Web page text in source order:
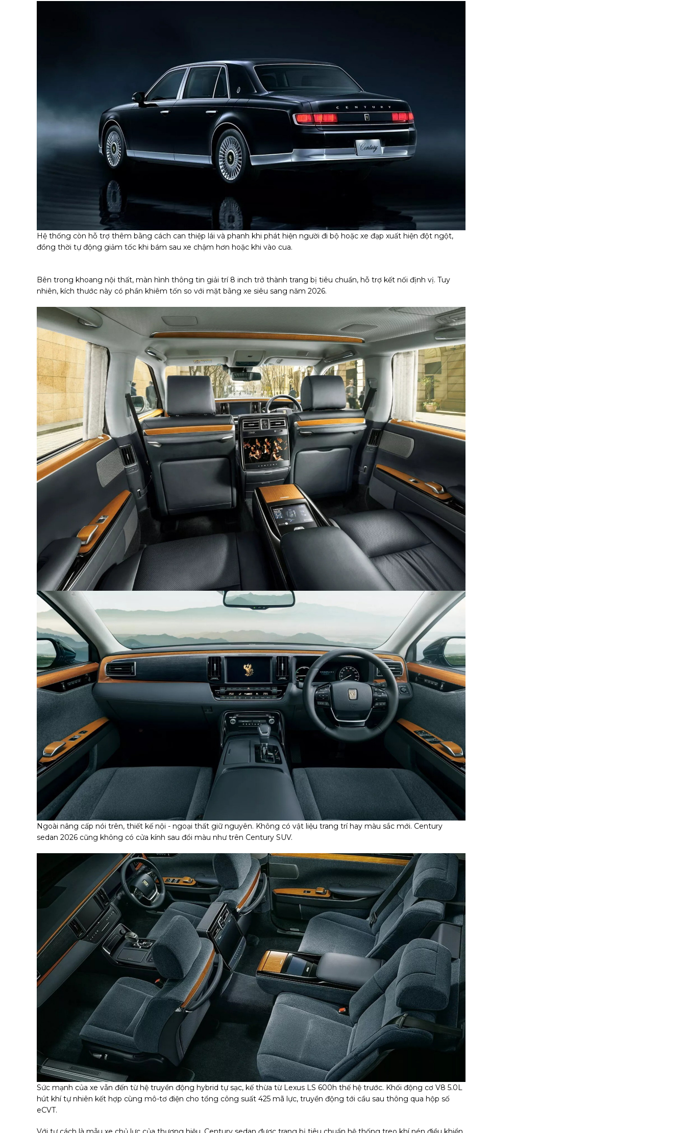
Hệ thống còn hỗ trợ thêm bằng cách can thiệp lái và phanh khi phát hiện người đi bộ hoặc xe đạp xuất hiện đột ngột,
đồng thời tự động giảm tốc khi bám sau xe chậm hơn hoặc khi vào cua.
Bên trong khoang nội thất, màn hình thông tin giải trí 8 inch trở thành trang bị tiêu chuẩn, hỗ trợ kết nối định vị. Tuy
nhiên, kích thước này có phần khiêm tốn so với mặt bằng xe siêu sang năm 2026.
Ngoài nâng cấp nói trên, thiết kế nội - ngoại thất giữ nguyên. Không có vật liệu trang trí hay màu sắc mới. Century
sedan 2026 cũng không có cửa kính sau đổi màu như trên Century SUV.
Sức mạnh của xe vẫn đến từ hệ truyền động hybrid tự sạc, kế thừa từ Lexus LS 600h thế hệ trước. Khối động cơ V8 5.0L
hút khí tự nhiên kết hợp cùng mô-tơ điện cho tổng công suất 425 mã lực, truyền động tới cầu sau thông qua hộp số
eCVT.